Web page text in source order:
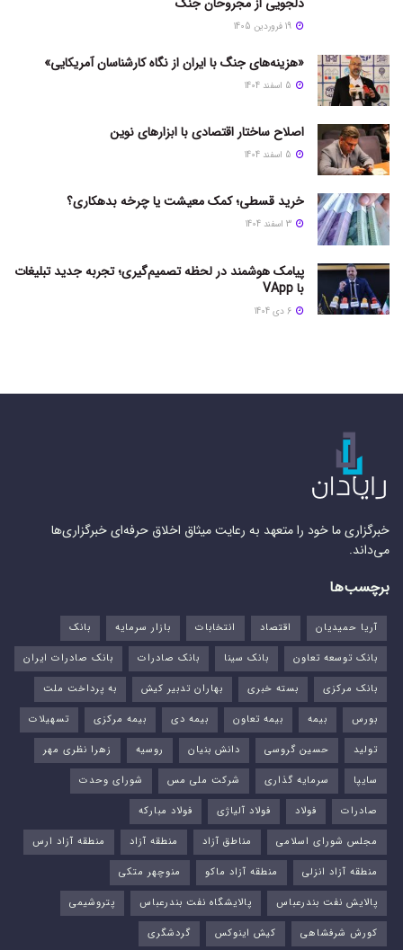
«هزینه‌های جنگ با ایران از نگاه کارشناسان آمریکایی»
اصلاح ساختار اقتصادی با ابزارهای نوین
خرید قسطی؛ کمک معیشت یا چرخه بدهکاری؟
پیامک هوشمند در لحظه تصمیم‌گیری؛ تجربه جدید تبلیغات
با VApp
خبرگزاری ما خود را متعهد به رعایت میثاق اخلاق حرفه‌ای خبرگزاری‌ها
می‌داند.
برچسب‌ها
آریا حمیدیان اقتصاد انتخابات بازار سرمایه
بانک
بانک توسعه تعاون
بانک سینا بانک صادرات
بانک صادرات ایران
بانک مرکزی
بسته خبری بهاران تدبیر کیش
به پرداخت ملت
بورس‌
بیمه بیمه تعاون بیمه دی بیمه مرکزی
تسهیلات
تولید
حسین گروسی دانش بنیان روسیه
زهرا نظری مهر
سایپا
سرمایه گذاری شرکت ملی مس
شورای وحدت
صادرات
فولاد فولاد آلیاژی
فولاد مبارکه
مجلس شورای اسلامی
مناطق آزاد منطقه آزاد
منطقه آزاد ارس
منطقه آزاد انزلی
منطقه آزاد ماکو
منوچهر متکی
پالایش نفت بندرعباس
پالایشگاه نفت بندرعباس
پتروشیمی
کورش شرفشاهی
کیش اینوکس گردشگری